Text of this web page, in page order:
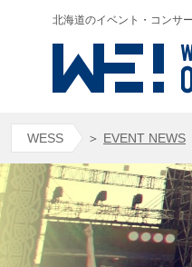
北海道のイベント・コンサ
WESS ＞ EVENT NEWS